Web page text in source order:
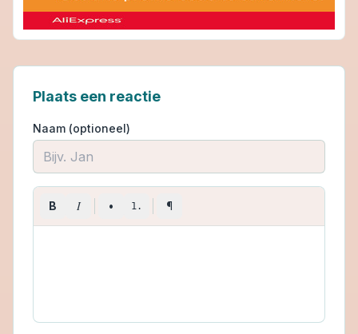
Plaats een reactie
Naam (optioneel)
B I • 1. ¶